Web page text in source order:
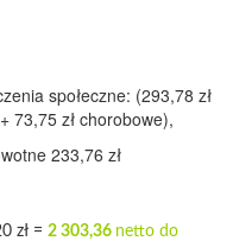
społeczne: (293,78 zł
73,75 zł chorobowe),
233,76 zł
zł = 2 303,36 netto do